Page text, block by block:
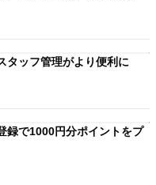
タッフ管理がより便利に
録で1000円分ポイントをプ